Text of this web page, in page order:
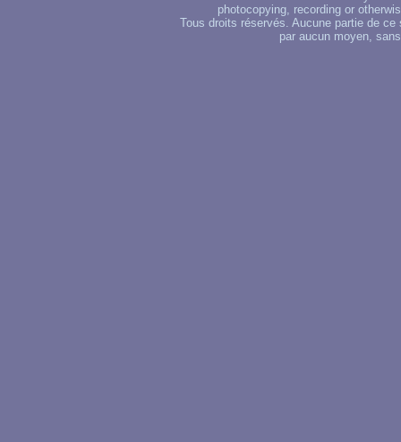
photocopying, recording or
Tous droits réservés. Aucune partie de
par aucun moyen,